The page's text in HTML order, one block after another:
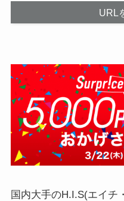
URL
国内大手のH.I.S(エイチ